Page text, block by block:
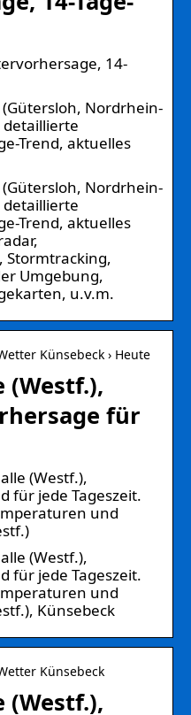
14-
Nordrhein-
detaillierte
Trend, aktuelles
Nordrhein-
detaillierte
Trend, aktuelles
Stormtracking,
Umgebung,
u.v.m.
Künsebeck › Heute
für
(Westf.),
für jede Tageszeit.
und
(Westf.),
für jede Tageszeit.
und
Künsebeck
Künsebeck